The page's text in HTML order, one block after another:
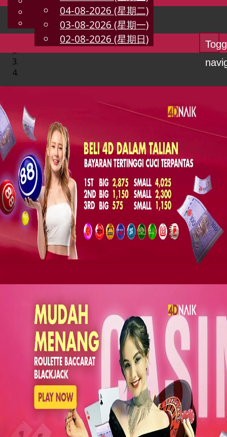
CN
Chinese
Malay
04-08-2026 (星期二)
03-08-2026 (星期一)
02-08-2026 (星期日)